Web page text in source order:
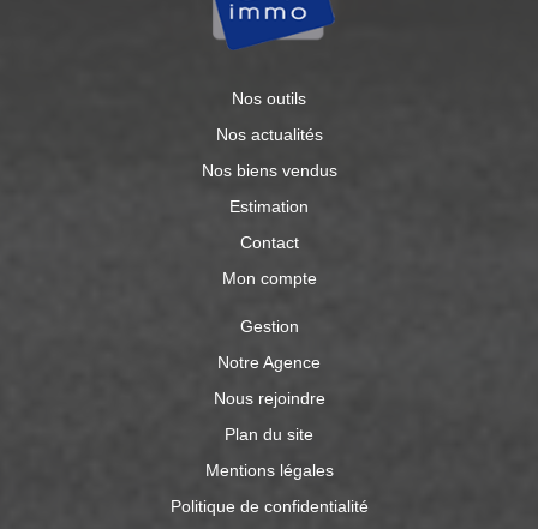
Nos outils
Nos actualités
Nos biens vendus
Estimation
Contact
Mon compte
Gestion
Notre Agence
Nous rejoindre
Plan du site
Mentions légales
Politique de confidentialité